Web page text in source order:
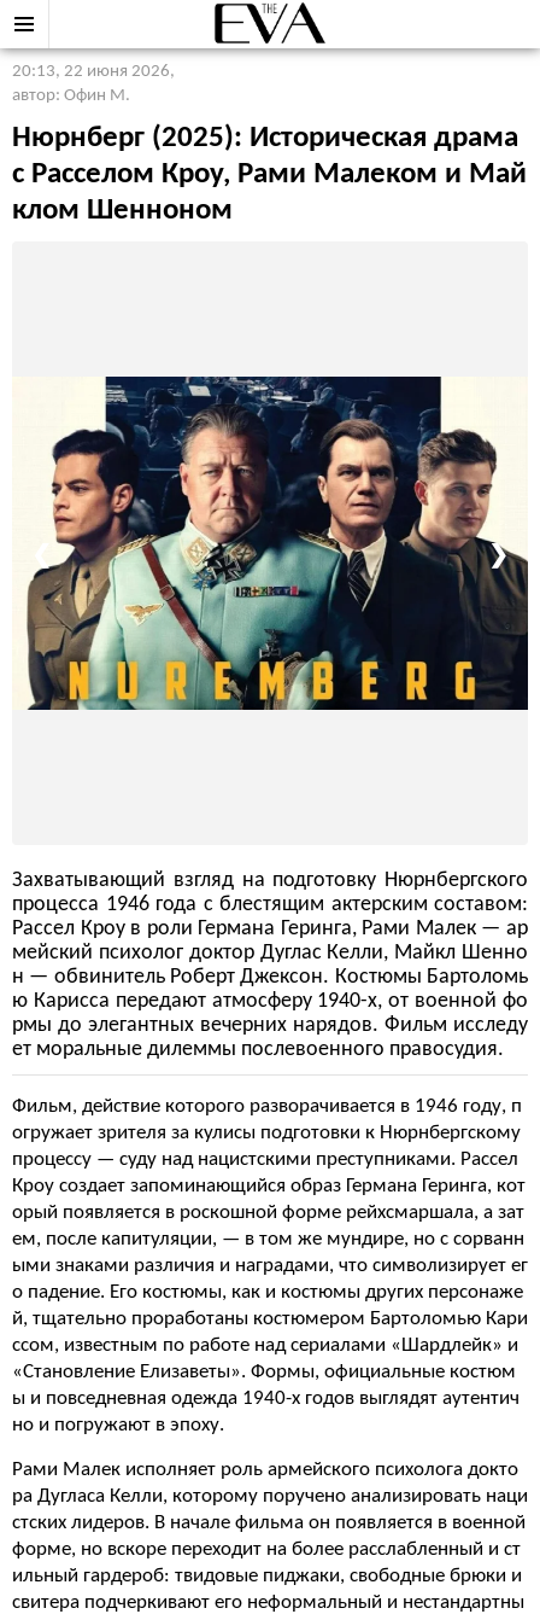
20:13, 22 июня 2026,
автор: Офин М.
Нюрнберг (2025): Историческая драма
с Расселом Кроу, Рами Малеком и Май
клом Шенноном
❯
Захватывающий взгляд на подготовку Нюрнбергского
процесса 1946 года с блестящим актерским составом:
Рассел Кроу в роли Германа Геринга, Рами Малек — ар
мейский психолог доктор Дуглас Келли, Майкл Шенно
н — обвинитель Роберт Джексон. Костюмы Бартоломь
ю Карисса передают атмосферу 1940-х, от военной фо
рмы до элегантных вечерних нарядов. Фильм исследу
ет моральные дилеммы послевоенного правосудия.
Фильм, действие которого разворачивается в 1946 году, п
огружает зрителя за кулисы подготовки к Нюрнбергскому
процессу — суду над нацистскими преступниками. Рассел
Кроу создает запоминающийся образ Германа Геринга, кот
орый появляется в роскошной форме рейхсмаршала, а зат
ем, после капитуляции, — в том же мундире, но с сорванн
ыми знаками различия и наградами, что символизирует ег
о падение. Его костюмы, как и костюмы других персонаже
й, тщательно проработаны костюмером Бартоломью Кари
ссом, известным по работе над сериалами «Шардлейк» и
«Становление Елизаветы». Формы, официальные костюм
ы и повседневная одежда 1940-х годов выглядят аутентич
но и погружают в эпоху.
Рами Малек исполняет роль армейского психолога докто
ра Дугласа Келли, которому поручено анализировать наци
стских лидеров. В начале фильма он появляется в военной
форме, но вскоре переходит на более расслабленный и ст
ильный гардероб: твидовые пиджаки, свободные брюки и
свитера подчеркивают его неформальный и нестандартны